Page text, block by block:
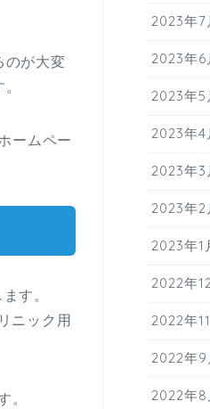
のが大変
ームペー
す。
ニック用
。
2023年7
2023年6
2023年5
2023年4
2023年3
2023年2
2023年1
2022年
2022年
2022年9
2022年8